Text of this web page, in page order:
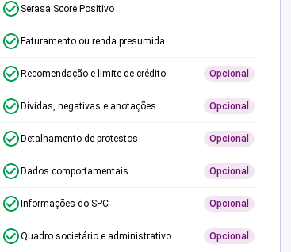
Serasa Score Positivo
Faturamento ou renda presumida
Recomendação e limite de crédito Opcional
Dívidas, negativas e anotações Opcional
Detalhamento de protestos Opcional
Dados comportamentais Opcional
Informações do SPC Opcional
Quadro societário e administrativo Opcional